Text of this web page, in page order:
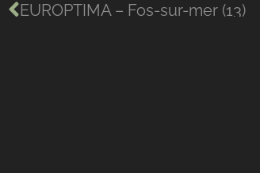
EUROPTIMA – Fos-sur-mer (13)